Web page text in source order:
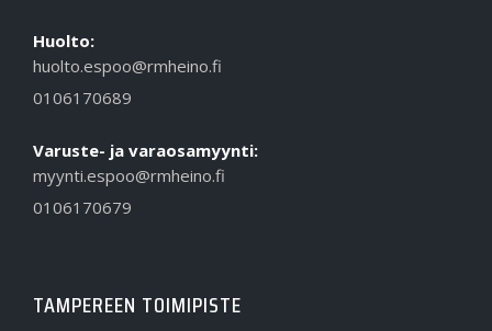
Huolto:
huolto.espoo@rmheino.fi
0106170689
Varuste- ja varaosamyynti:
myynti.espoo@rmheino.fi
0106170679
TAMPEREEN TOIMIPISTE